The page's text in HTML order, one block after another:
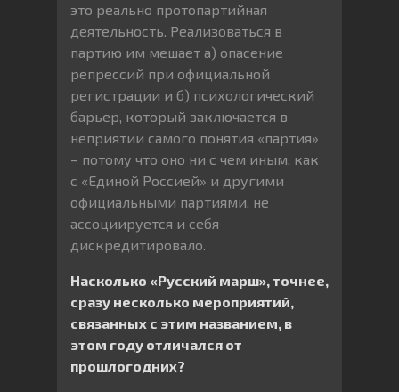
это реально протопартийная
деятельность. Реализоваться в
партию им мешает а) опасение
репрессий при официальной
регистрации и б) психологический
барьер, который заключается в
неприятии самого понятия «партия»
– потому что оно ни с чем иным, как
с «Единой Россией» и другими
официальными партиями, не
ассоциируется и себя
дискредитировало.
Насколько «Русский марш», точнее,
сразу несколько мероприятий,
связанных с этим названием, в
этом году отличался от
прошлогодних?